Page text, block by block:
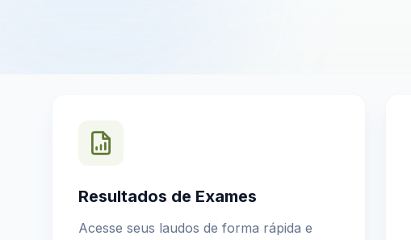
Resultados de Exames
Acesse seus laudos de forma rápida e